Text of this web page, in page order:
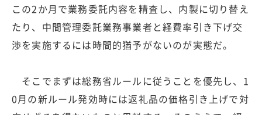
この2か月で業務委託内容を精査し、内製に切り替え
たり、中間管理委託業務事業者と経費率引き下げ交
渉を実施するには時間的猶予がないのが実態だ。
そこでまずは総務省ルールに従うことを優先し、1
0月の新ルール発効時には返礼品の価格引き上げで対